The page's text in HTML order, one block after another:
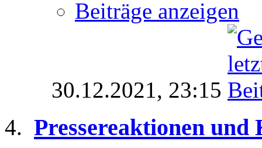
Beiträge anzeigen
30.12.2021, 23:15
Pressereaktionen